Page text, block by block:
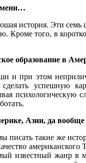
история. Эти
Кроме того, в
образование в
и при этом
успешную
Азии, да вообще
такие же
известный жанр